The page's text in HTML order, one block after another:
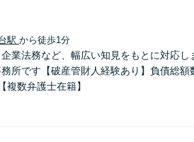
駅 から徒歩1分
企業法務など、幅広い知見をもとに対応
所です【破産管財人経験あり】負債総額
複数弁護士在籍】